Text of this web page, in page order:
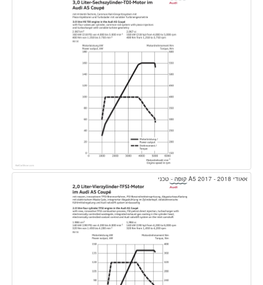
אאודי A5 2017 - 2018 קופה - טכני